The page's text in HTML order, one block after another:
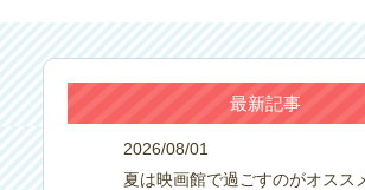
最新記事
2026/08/01
夏は映画館で過ごすのがオスス